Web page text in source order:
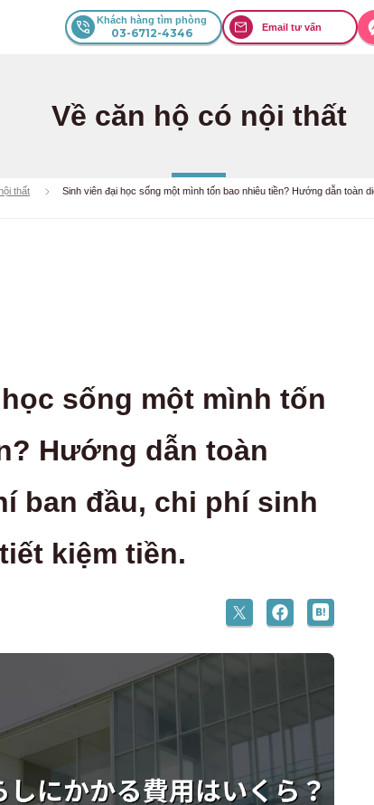
Khách hàng tìm phòng
03-6712-4346 Email tư vấn
Về căn hộ có nội thất
thất
Sinh viên đại học sống một mình tốn bao nhiêu tiền? Hướng dẫn toàn
sống một mình tốn
Hướng dẫn toàn
ban đầu, chi phí sinh
kiệm tiền.